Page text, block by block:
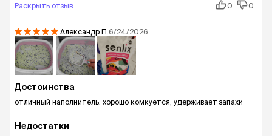
Раскрыть отзыв
0 0
Александр П. 6/24/2026
Достоинства
отличный наполнитель. хорошо комкуется, удерживает запахи
Недостатки